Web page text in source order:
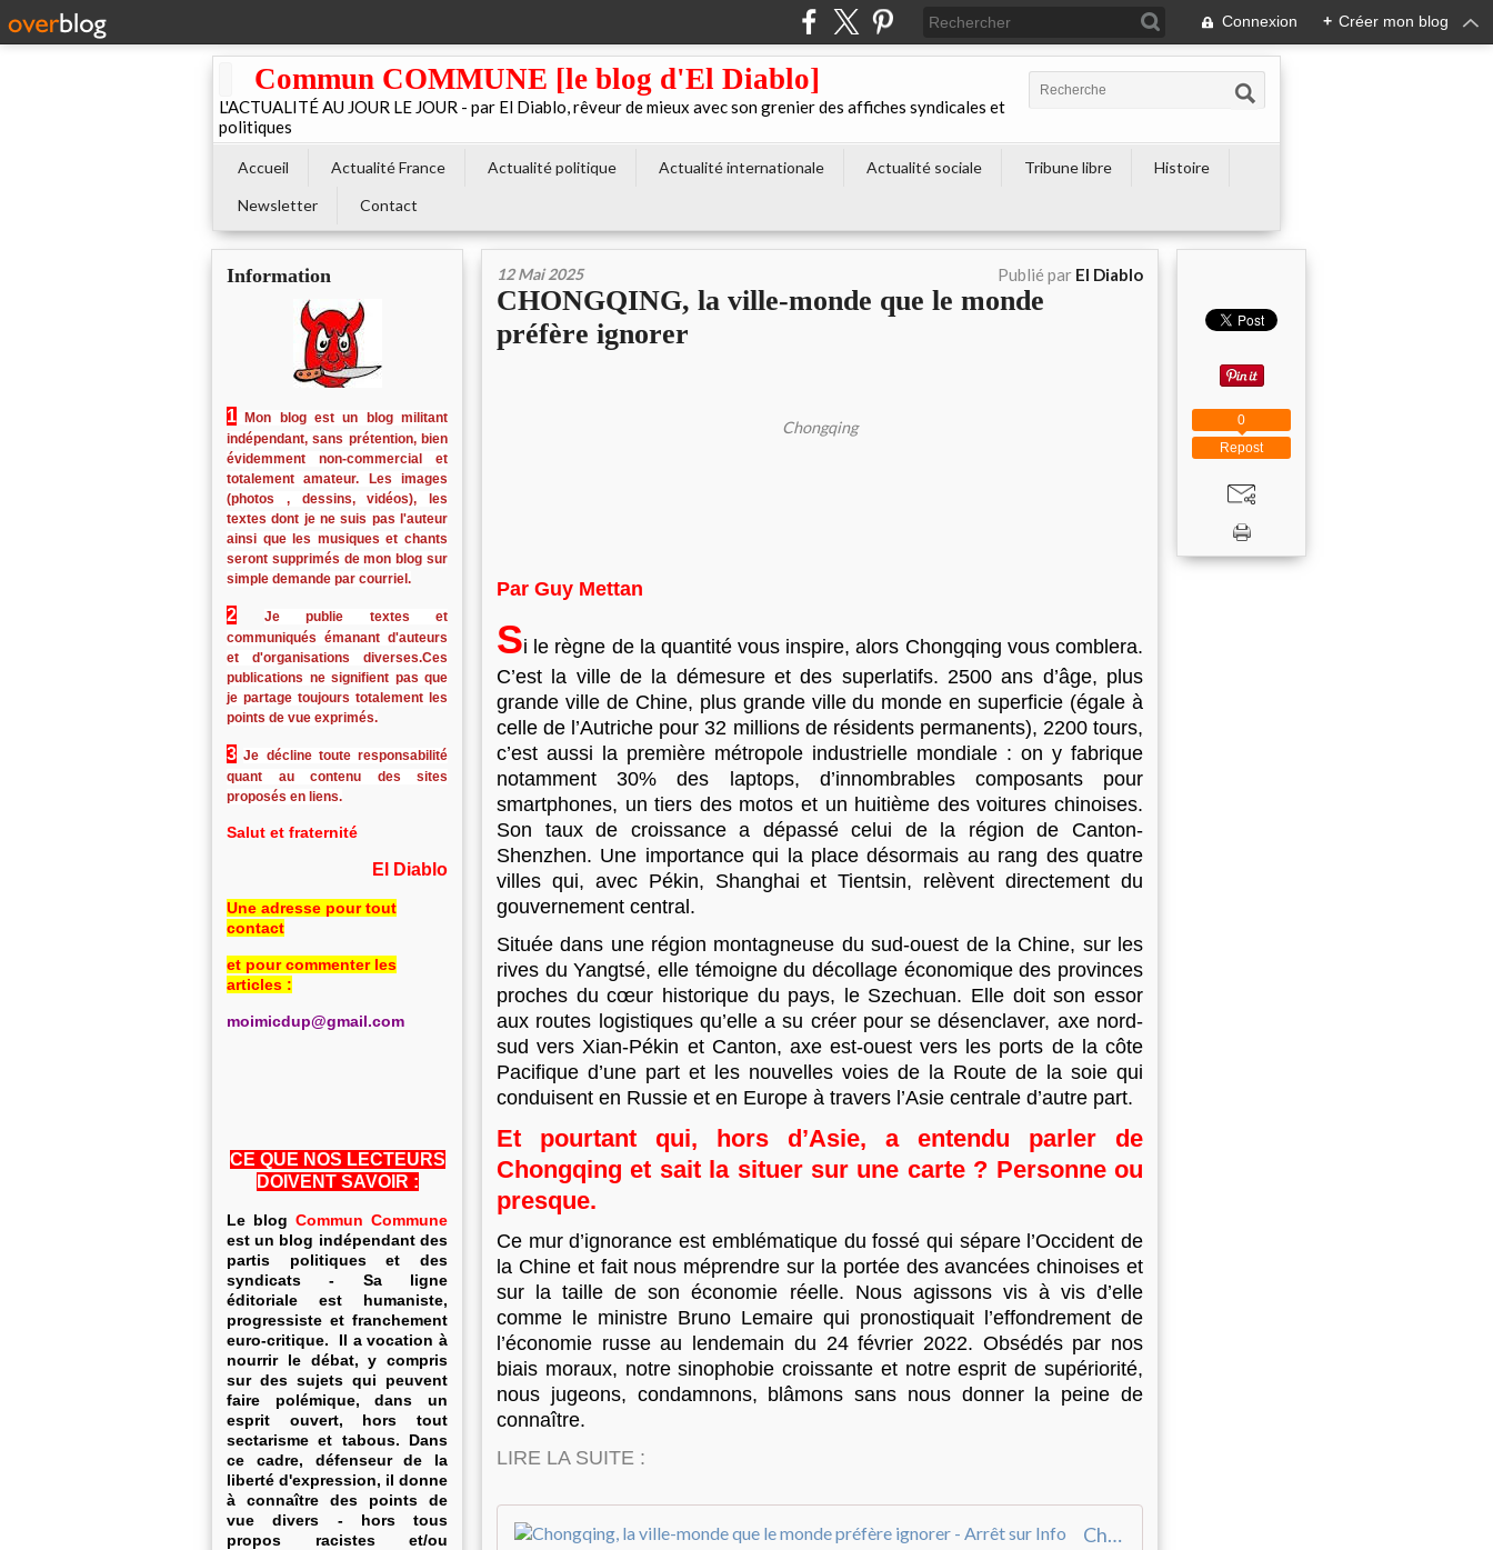
Connexion + Créer mon blog
Commun COMMUNE [le blog d'El Diablo]
L'ACTUALITÉ AU JOUR LE JOUR - par El Diablo, rêveur de mieux avec son grenier des affiches syndicales et
politiques
Accueil Actualité France Actualité politique Actualité internationale Actualité sociale Tribune libre
Histoire
Newsletter
Contact
Information
1
Mon blog est un blog militant
indépendant, sans prétention, bien
évidemment non-commercial et
totalement amateur. Les images
(photos , dessins, vidéos), les
textes dont je ne suis pas l'auteur
ainsi que les musiques et chants
seront supprimés de mon blog sur
simple demande par courriel.
2
Je publie textes et
communiqués émanant d'auteurs
et d'organisations diverses.Ces
publications ne signifient pas que
je partage toujours totalement les
points de vue exprimés.
3 Je décline toute responsabilité
quant au contenu des sites
proposés en liens.
Salut et fraternité
El Diablo
Une adresse pour tout
contact
et pour commenter les
articles :
moimicdup@gmail.com
CE QUE NOS LECTEURS
DOIVENT SAVOIR :
Le blog Commun Commune
est un blog indépendant des
partis politiques et des
syndicats - Sa ligne
éditoriale est humaniste,
progressiste et franchement
euro-critique. Il a vocation à
nourrir le débat, y compris
sur des sujets qui peuvent
faire polémique, dans un
esprit ouvert, hors tout
sectarisme et tabous. Dans
ce cadre, défenseur de la
liberté d'expression, il donne
à connaître des points de
vue divers - hors tous
propos racistes et/ou
12 Mai 2025 Publié par El Diablo
CHONGQING, la ville-monde que le monde
préfère ignorer
Chongqing
Par Guy Mettan
Si le règne de la quantité vous inspire, alors Chongqing vous comblera.
C’est la ville de la démesure et des superlatifs. 2500 ans d’âge, plus
grande ville de Chine, plus grande ville du monde en superficie (égale à
celle de l’Autriche pour 32 millions de résidents permanents), 2200 tours,
c’est aussi la première métropole industrielle mondiale : on y fabrique
notamment 30% des laptops, d’innombrables composants pour
smartphones, un tiers des motos et un huitième des voitures chinoises.
Son taux de croissance a dépassé celui de la région de Canton-
Shenzhen. Une importance qui la place désormais au rang des quatre
villes qui, avec Pékin, Shanghai et Tientsin, relèvent directement du
gouvernement central.
Située dans une région montagneuse du sud-ouest de la Chine, sur les
rives du Yangtsé, elle témoigne du décollage économique des provinces
proches du cœur historique du pays, le Szechuan. Elle doit son essor
aux routes logistiques qu’elle a su créer pour se désenclaver, axe nord-
sud vers Xian-Pékin et Canton, axe est-ouest vers les ports de la côte
Pacifique d’une part et les nouvelles voies de la Route de la soie qui
conduisent en Russie et en Europe à travers l’Asie centrale d’autre part.
Et pourtant qui, hors d’Asie, a entendu parler de
Chongqing et sait la situer sur une carte ? Personne ou
presque.
Ce mur d’ignorance est emblématique du fossé qui sépare l’Occident de
la Chine et fait nous méprendre sur la portée des avancées chinoises et
sur la taille de son économie réelle. Nous agissons vis à vis d’elle
comme le ministre Bruno Lemaire qui pronostiquait l’effondrement de
l’économie russe au lendemain du 24 février 2022. Obsédés par nos
biais moraux, notre sinophobie croissante et notre esprit de supériorité,
nous jugeons, condamnons, blâmons sans nous donner la peine de
connaître.
LIRE LA SUITE :
Chongqing, la ville-monde que le monde préfère ignorer - Arrêt sur Info
Repost
0